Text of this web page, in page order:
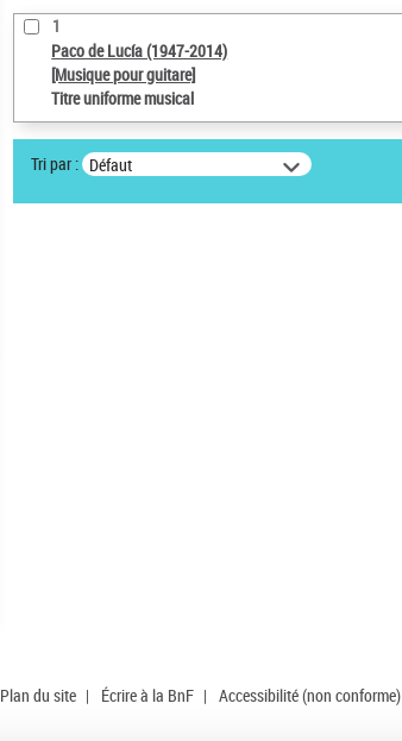
1
Paco de Lucía (1947-2014)
[Musique pour guitare]
Titre uniforme musical
Tri par : Défaut
Plan du site | Écrire à la BnF | Accessibilité (non conforme)